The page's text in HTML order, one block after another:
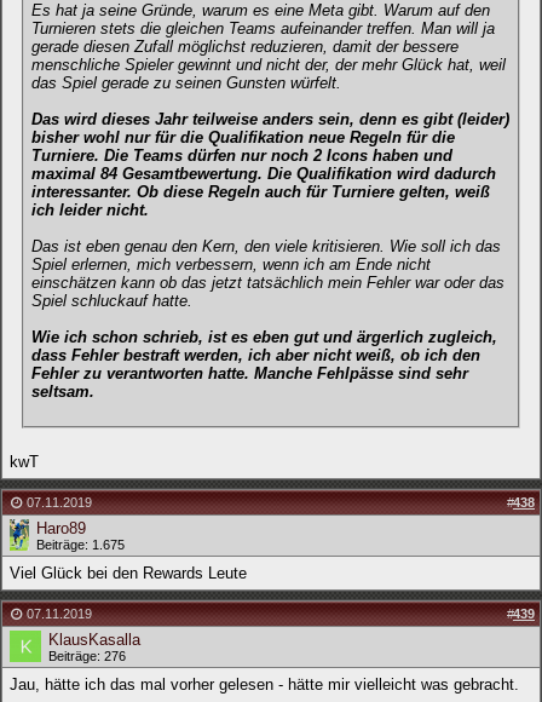
Es hat ja seine Gründe, warum es eine Meta gibt. Warum auf den
Turnieren stets die gleichen Teams aufeinander treffen. Man will ja
gerade diesen Zufall möglichst reduzieren, damit der bessere
menschliche Spieler gewinnt und nicht der, der mehr Glück hat, weil
das Spiel gerade zu seinen Gunsten würfelt.
Das wird dieses Jahr teilweise anders sein, denn es gibt (leider)
bisher wohl nur für die Qualifikation neue Regeln für die
Turniere. Die Teams dürfen nur noch 2 Icons haben und
maximal 84 Gesamtbewertung. Die Qualifikation wird dadurch
interessanter. Ob diese Regeln auch für Turniere gelten, weiß
ich leider nicht.
Das ist eben genau den Kern, den viele kritisieren. Wie soll ich das
Spiel erlernen, mich verbessern, wenn ich am Ende nicht
einschätzen kann ob das jetzt tatsächlich mein Fehler war oder das
Spiel schluckauf hatte.
Wie ich schon schrieb, ist es eben gut und ärgerlich zugleich,
dass Fehler bestraft werden, ich aber nicht weiß, ob ich den
Fehler zu verantworten hatte. Manche Fehlpässe sind sehr
seltsam.
kwT
07.11.2019 #438
Haro89
Beiträge: 1.675
Viel Glück bei den Rewards Leute
07.11.2019 #439
KlausKasalla
Beiträge: 276
Jau, hätte ich das mal vorher gelesen - hätte mir vielleicht was gebracht.